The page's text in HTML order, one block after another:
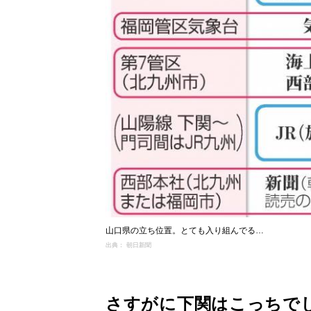
山口県の立ち位置。とても入り組んでる…
出典： 朝日新聞
さすがに下関はこっちで